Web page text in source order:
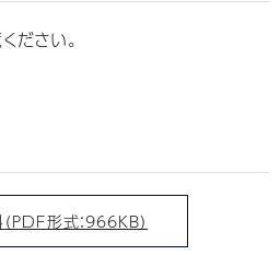
ださい。
PDF形式：966KB）